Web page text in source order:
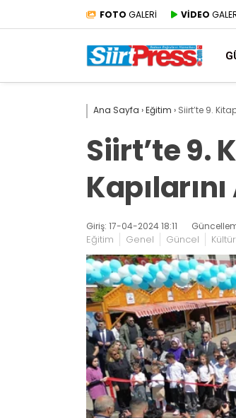
FOTO GALERİ VİDEO
Ana Sayfa ›Eğitim › Siirt’te 9.
Siirt’te 9.
Kapılarını
Giriş: 17-04-2024 18:11
Eğitim Genel Güncel